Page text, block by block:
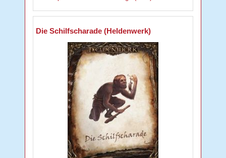
Die Schilfscharade (Heldenwerk)